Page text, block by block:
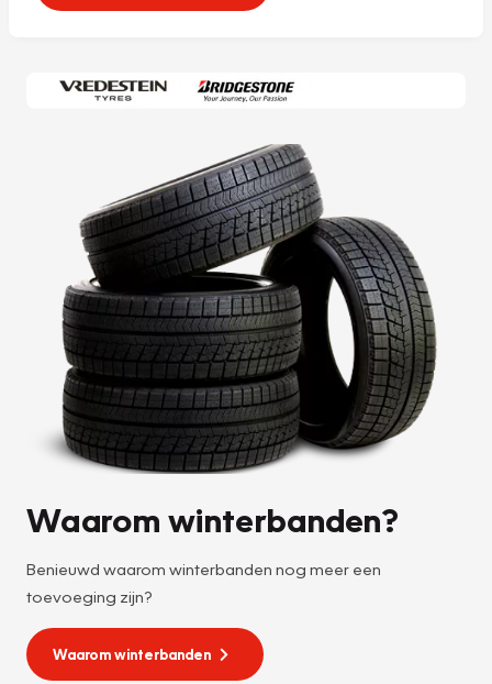
Waarom winterbanden?
Benieuwd waarom winterbanden nog meer een
toevoeging zijn?
Waarom winterbanden